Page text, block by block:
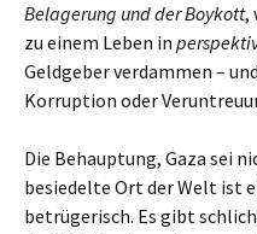
Belagerung und der Boykott,
zu einem Leben in
Geldgeber verdammen –
Korruption oder
Die Behauptung, Gaza sei
besiedelte Ort der Welt ist
betrügerisch. Es gibt